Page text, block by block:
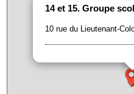
14 et 15. Groupe
10 rue du Lieutenant-